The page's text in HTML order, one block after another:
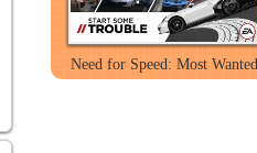
Need for Speed: Most Wanted